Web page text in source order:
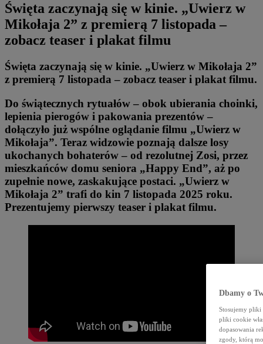
Święta zaczynają się w kinie. „Uwierz w
Mikołaja 2” z premierą 7 listopada –
zobacz teaser i plakat filmu
Święta zaczynają się w kinie. „Uwierz w Mikołaja 2”
z premierą 7 listopada – zobacz teaser i plakat filmu.
Do świątecznych rytuałów – obok ubierania choinki,
lepienia pierogów i pakowania prezentów –
dołączyło już wspólne oglądanie filmu „Uwierz w
Mikołaja”. Teraz widzowie poznają dalsze losy
ukochanych bohaterów – od rezolutnej Zosi, przez
mieszkańców domu seniora „Happy End”, aż po
zupełnie nowe, zaskakujące postaci. „Uwierz w
Mikołaja 2” trafi do kin 7 listopada 2025 roku.
Prezentujemy pierwszy teaser i plakat filmu.
Dbamy o
Stosujemy pliki
pliki cookie
dopasowania
zgody, którą